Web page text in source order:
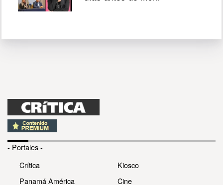
- Portales -
Crítica
Panamá América
Kiosco
Cine